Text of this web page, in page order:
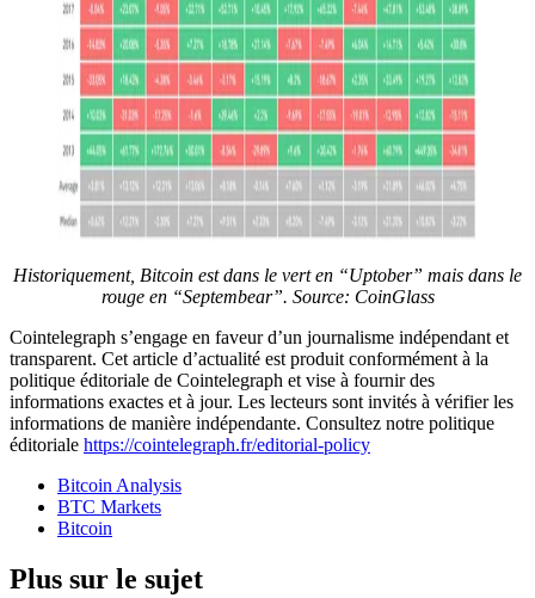
Historiquement, Bitcoin est dans le vert en “Uptober” mais dans le
rouge en “Septembear”. Source: CoinGlass
Cointelegraph s’engage en faveur d’un journalisme indépendant et
transparent. Cet article d’actualité est produit conformément à la
politique éditoriale de Cointelegraph et vise à fournir des
informations exactes et à jour. Les lecteurs sont invités à vérifier les
informations de manière indépendante. Consultez notre politique
éditoriale https://cointelegraph.fr/editorial-policy
Bitcoin Analysis
BTC Markets
Bitcoin
Plus sur le sujet